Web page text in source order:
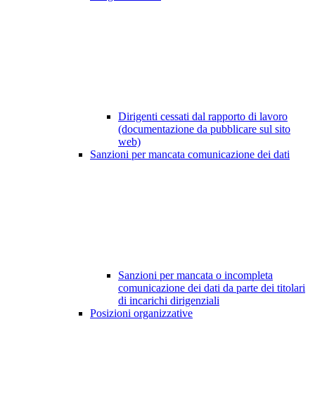
Dirigenti cessati dal rapporto di lavoro
(documentazione da pubblicare sul sito
web)
Sanzioni per mancata comunicazione dei dati
Sanzioni per mancata o incompleta
comunicazione dei dati da parte dei titolari
di incarichi dirigenziali
Posizioni organizzative